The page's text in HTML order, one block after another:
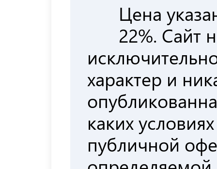
Цена
22%. Сайт
характер и
каких
публичной